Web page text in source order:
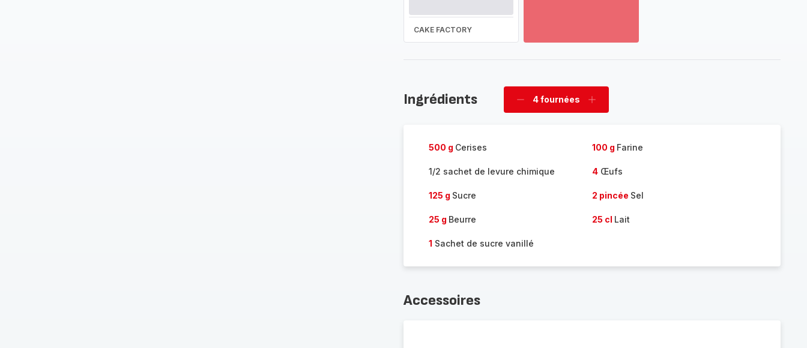
CAKE FACTORY
la
Ingrédients
Supprimer
4 fournées
Ajouter
500 g Cerises 100 g Farine
1/2 sachet de levure chimique 4Œufs
125 g Sucre 2 pincée Sel
25 g Beurre 25 cl Lait
1 Sachet de sucre vanillé
Accessoires